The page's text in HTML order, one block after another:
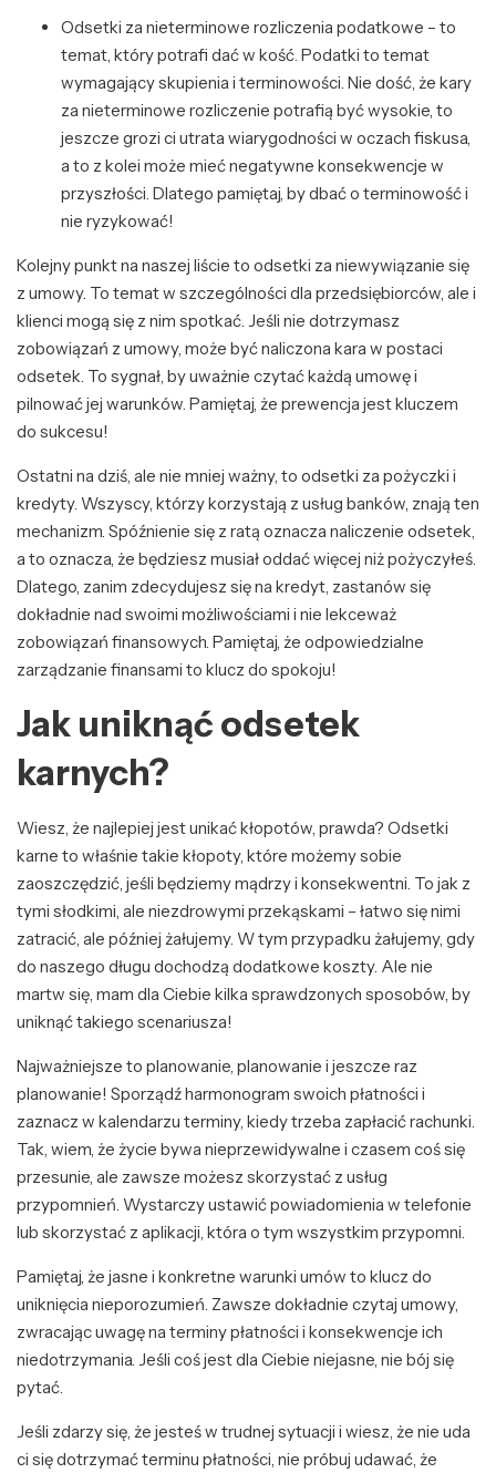
Odsetki za nieterminowe rozliczenia podatkowe – to
temat, który potrafi dać w kość. Podatki to temat
wymagający skupienia i terminowości. Nie dość, że kary
za nieterminowe rozliczenie potrafią być wysokie, to
jeszcze grozi ci utrata wiarygodności w oczach fiskusa,
a to z kolei może mieć negatywne konsekwencje w
przyszłości. Dlatego pamiętaj, by dbać o terminowość i
nie ryzykować!
Kolejny punkt na naszej liście to odsetki za niewywiązanie się
z umowy. To temat w szczególności dla przedsiębiorców, ale i
klienci mogą się z nim spotkać. Jeśli nie dotrzymasz
zobowiązań z umowy, może być naliczona kara w postaci
odsetek. To sygnał, by uważnie czytać każdą umowę i
pilnować jej warunków. Pamiętaj, że prewencja jest kluczem
do sukcesu!
Ostatni na dziś, ale nie mniej ważny, to odsetki za pożyczki i
kredyty. Wszyscy, którzy korzystają z usług banków, znają ten
mechanizm. Spóźnienie się z ratą oznacza naliczenie odsetek,
a to oznacza, że będziesz musiał oddać więcej niż pożyczyłeś.
Dlatego, zanim zdecydujesz się na kredyt, zastanów się
dokładnie nad swoimi możliwościami i nie lekceważ
zobowiązań finansowych. Pamiętaj, że odpowiedzialne
zarządzanie finansami to klucz do spokoju!
Jak uniknąć odsetek
karnych?
Wiesz, że najlepiej jest unikać kłopotów, prawda? Odsetki
karne to właśnie takie kłopoty, które możemy sobie
zaoszczędzić, jeśli będziemy mądrzy i konsekwentni. To jak z
tymi słodkimi, ale niezdrowymi przekąskami – łatwo się nimi
zatracić, ale później żałujemy. W tym przypadku żałujemy, gdy
do naszego długu dochodzą dodatkowe koszty. Ale nie
martw się, mam dla Ciebie kilka sprawdzonych sposobów, by
uniknąć takiego scenariusza!
Najważniejsze to planowanie, planowanie i jeszcze raz
planowanie! Sporządź harmonogram swoich płatności i
zaznacz w kalendarzu terminy, kiedy trzeba zapłacić rachunki.
Tak, wiem, że życie bywa nieprzewidywalne i czasem coś się
przesunie, ale zawsze możesz skorzystać z usług
przypomnień. Wystarczy ustawić powiadomienia w telefonie
lub skorzystać z aplikacji, która o tym wszystkim przypomni.
Pamiętaj, że jasne i konkretne warunki umów to klucz do
uniknięcia nieporozumień. Zawsze dokładnie czytaj umowy,
zwracając uwagę na terminy płatności i konsekwencje ich
niedotrzymania. Jeśli coś jest dla Ciebie niejasne, nie bój się
pytać.
Jeśli zdarzy się, że jesteś w trudnej sytuacji i wiesz, że nie uda
ci się dotrzymać terminu płatności, nie próbuj udawać, że